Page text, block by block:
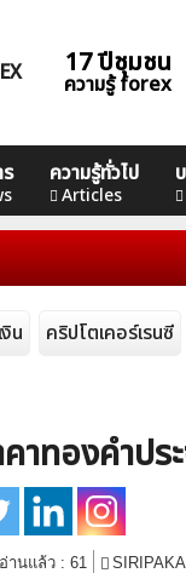
17 ปีชุมชน
ความรู้ forex
ความรู้ทั่วไป
Articles
คอร์ส
น คริปโตเคอร์เรนซี
คาทองคําป
อ่านแล้ว : 61